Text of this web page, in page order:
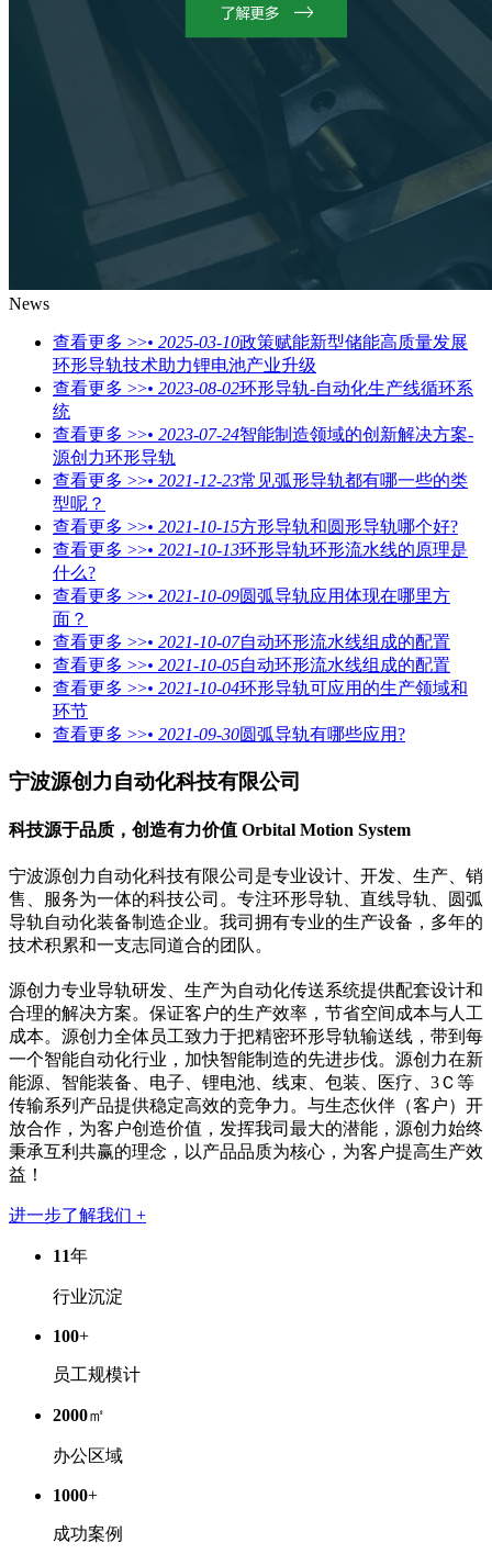
News
查看更多 >>• 2025-03-10政策赋能新型储能高质量发展
环形导轨技术助力锂电池产业升级
查看更多 >>• 2023-08-02环形导轨-自动化生产线循环系
统
查看更多 >>• 2023-07-24智能制造领域的创新解决方案-
源创力环形导轨
查看更多 >>• 2021-12-23常见弧形导轨都有哪一些的类
型呢？
查看更多 >>• 2021-10-15方形导轨和圆形导轨哪个好?
查看更多 >>• 2021-10-13环形导轨环形流水线的原理是
什么?
查看更多 >>• 2021-10-09圆弧导轨应用体现在哪里方
面？
查看更多 >>• 2021-10-07自动环形流水线组成的配置
查看更多 >>• 2021-10-05自动环形流水线组成的配置
查看更多 >>• 2021-10-04环形导轨可应用的生产领域和
环节
查看更多 >>• 2021-09-30圆弧导轨有哪些应用?
宁波源创力自动化科技有限公司
科技源于品质，创造有力价值 Orbital Motion System
宁波源创力自动化科技有限公司是专业设计、开发、生产、销
售、服务为一体的科技公司。专注环形导轨、直线导轨、圆弧
导轨自动化装备制造企业。我司拥有专业的生产设备，多年的
技术积累和一支志同道合的团队。
源创力专业导轨研发、生产为自动化传送系统提供配套设计和
合理的解决方案。保证客户的生产效率，节省空间成本与人工
成本。源创力全体员工致力于把精密环形导轨输送线，带到每
一个智能自动化行业，加快智能制造的先进步伐。源创力在新
能源、智能装备、电子、锂电池、线束、包装、医疗、3Ｃ等
传输系列产品提供稳定高效的竞争力。与生态伙伴（客户）开
放合作，为客户创造价值，发挥我司最大的潜能，源创力始终
秉承互利共赢的理念，以产品品质为核心，为客户提高生产效
益！
进一步了解我们 +
11年
行业沉淀
100+
员工规模计
2000㎡
办公区域
1000+
成功案例